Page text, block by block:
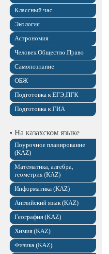
Классный час
Экология
Астрономия
Человек.Общество.Право
Самопознание
ОБЖ
Подготовка к ЕГЭ,ПГК
Подготовка к ГИА
• На казахском языке
Поурочное планирование
(KAZ)
Математика, алгебра,
геометрия (KAZ)
Информатика (KAZ)
Английский язык (KAZ)
География (KAZ)
Химия (KAZ)
Физика (KAZ)